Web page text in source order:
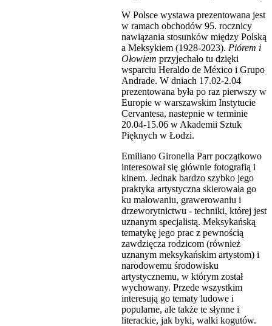
W Polsce wystawa prezentowana jest
w ramach obchodów 95. rocznicy
nawiązania stosunków między Polską
a Meksykiem (1928-2023). Piórem i
Ołowiem przyjechało tu dzięki
wsparciu Heraldo de México i Grupo
Andrade. W dniach 17.02-2.04
prezentowana była po raz pierwszy w
Europie w warszawskim Instytucie
Cervantesa, nastepnie w terminie
20.04-15.06 w Akademii Sztuk
Pięknych w Łodzi.
Emiliano Gironella Parr początkowo
interesował się głównie fotografią i
kinem. Jednak bardzo szybko jego
praktyka artystyczna skierowała go
ku malowaniu, grawerowaniu i
drzeworytnictwu - techniki, której jest
uznanym specjalistą. Meksykańską
tematykę jego prac z pewnością
zawdzięcza rodzicom (również
uznanym meksykańskim artystom) i
narodowemu środowisku
artystycznemu, w którym został
wychowany. Przede wszystkim
interesują go tematy ludowe i
popularne, ale także te słynne i
literackie, jak byki, walki kogutów.